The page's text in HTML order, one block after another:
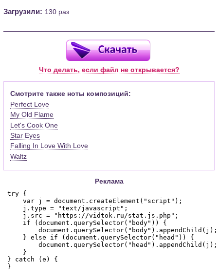
Загрузили: 130 раз
Что делать, если файл не открывается?
Смотрите также ноты композиций:
Perfect Love
My Old Flame
Let's Cook One
Star Eyes
Falling In Love With Love
Waltz
Реклама